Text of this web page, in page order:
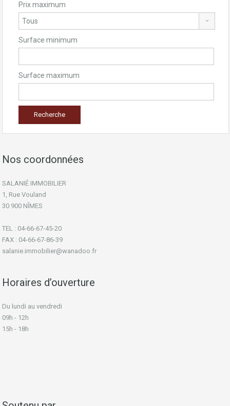
Prix maximum
Surface minimum
Surface maximum
Nos coordonnées
SALANIÉ IMMOBILIER
1, Rue Vouland
30 900 NÎMES
TEL : 04-66-67-45-20
FAX : 04-66-67-86-39
salanie.immobilier@wanadoo.fr
Horaires d’ouverture
Du lundi au vendredi
09h - 12h
15h - 18h